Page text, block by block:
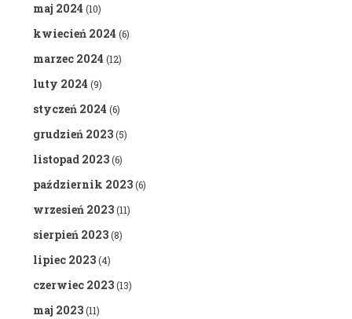
maj 2024 (10)
kwiecień 2024 (6)
marzec 2024 (12)
luty 2024 (9)
styczeń 2024 (6)
grudzień 2023(5)
listopad 2023(6)
październik 2023(6)
wrzesień 2023(11)
sierpień 2023(8)
lipiec 2023(4)
czerwiec 2023(13)
maj 2023(11)